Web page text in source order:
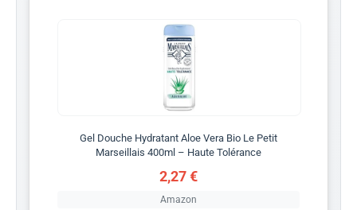
Gel Douche Hydratant Aloe Vera Bio Le Petit
Marseillais 400ml – Haute Tolérance
2,27 €
Amazon